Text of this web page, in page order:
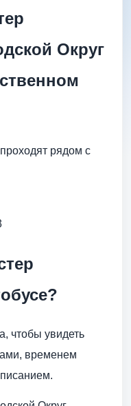
Округ
рядом с
чтобы увидеть
временем